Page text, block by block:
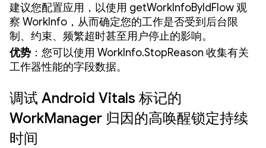
建议您配置应用，以使用 getWorkInfoByIdFlow 观
察 WorkInfo，从而确定您的工作是否受到后台限
制、约束、频繁超时甚至用户停止的影响。
优势 ：您可以使用 WorkInfo.StopReason 收集有关
工作器性能的字段数据。
调试 Android Vitals 标记的
WorkManager 归因的高唤醒锁定持续
时间